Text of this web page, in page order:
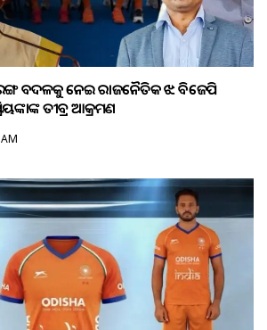
ବଦଳକୁ ନେଇ ରାଜନୈତିକ ଝଡ଼: ବିଜେପି
ତୀବ୍ର ଆକ୍ରମଣ